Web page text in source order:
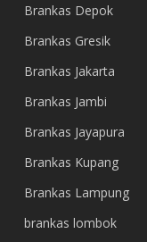
Brankas Depok
Brankas Gresik
Brankas Jakarta
Brankas Jambi
Brankas Jayapura
Brankas Kupang
Brankas Lampung
brankas lombok